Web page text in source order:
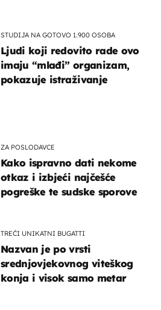
STUDIJA NA GOTOVO 1.900 OSOBA
Ljudi koji redovito rade ovo
imaju “mlađi” organizam,
pokazuje istraživanje
ZA POSLODAVCE
Kako ispravno dati nekome
otkaz i izbjeći najčešće
pogreške te sudske sporove
TREĆI UNIKATNI BUGATTI
Nazvan je po vrsti
srednjovjekovnog viteškog
konja i visok samo metar